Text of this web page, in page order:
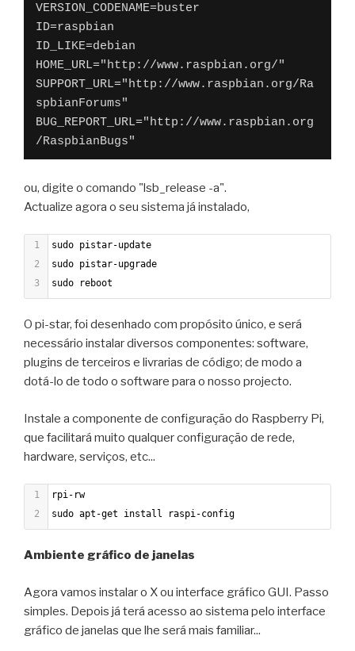
VERSION_CODENAME=buster
ID=raspbian
ID_LIKE=debian
HOME_URL="http://www.raspbian.org/"
SUPPORT_URL="http://www.raspbian.org/Ra
spbianForums"
BUG_REPORT_URL="http://www.raspbian.org
/RaspbianBugs"
ou, digite o comando "lsb_release -a".
Actualize agora o seu sistema já instalado,
1
sudo pistar-update
2
sudo pistar-upgrade
3
sudo reboot
O pi-star, foi desenhado com propósito único, e será
necessário instalar diversos componentes: software,
plugins de terceiros e livrarias de código; de modo a
dotá-lo de todo o software para o nosso projecto.
Instale a componente de configuração do Raspberry Pi,
que facilitará muito qualquer configuração de rede,
hardware, serviços, etc...
1
rpi-rw
2
sudo apt-get install raspi-config
Ambiente gráfico de janelas
Agora vamos instalar o X ou interface gráfico GUI. Passo
simples. Depois já terá acesso ao sistema pelo interface
gráfico de janelas que lhe será mais familiar...